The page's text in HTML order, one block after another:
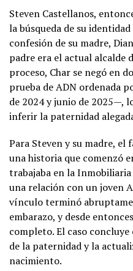
Steven Castellanos,
la búsqueda de su
confesión de su madre,
padre era el actual alcalde
proceso, Char se negó en
prueba de ADN ordenada
de 2024 y junio de 2025—,
inferir la paternidad
Para Steven y su madre,
una historia que comenzó
trabajaba en la
una relación con un joven
vínculo terminó
embarazo, y desde
completo. El caso
de la paternidad y la
nacimiento.